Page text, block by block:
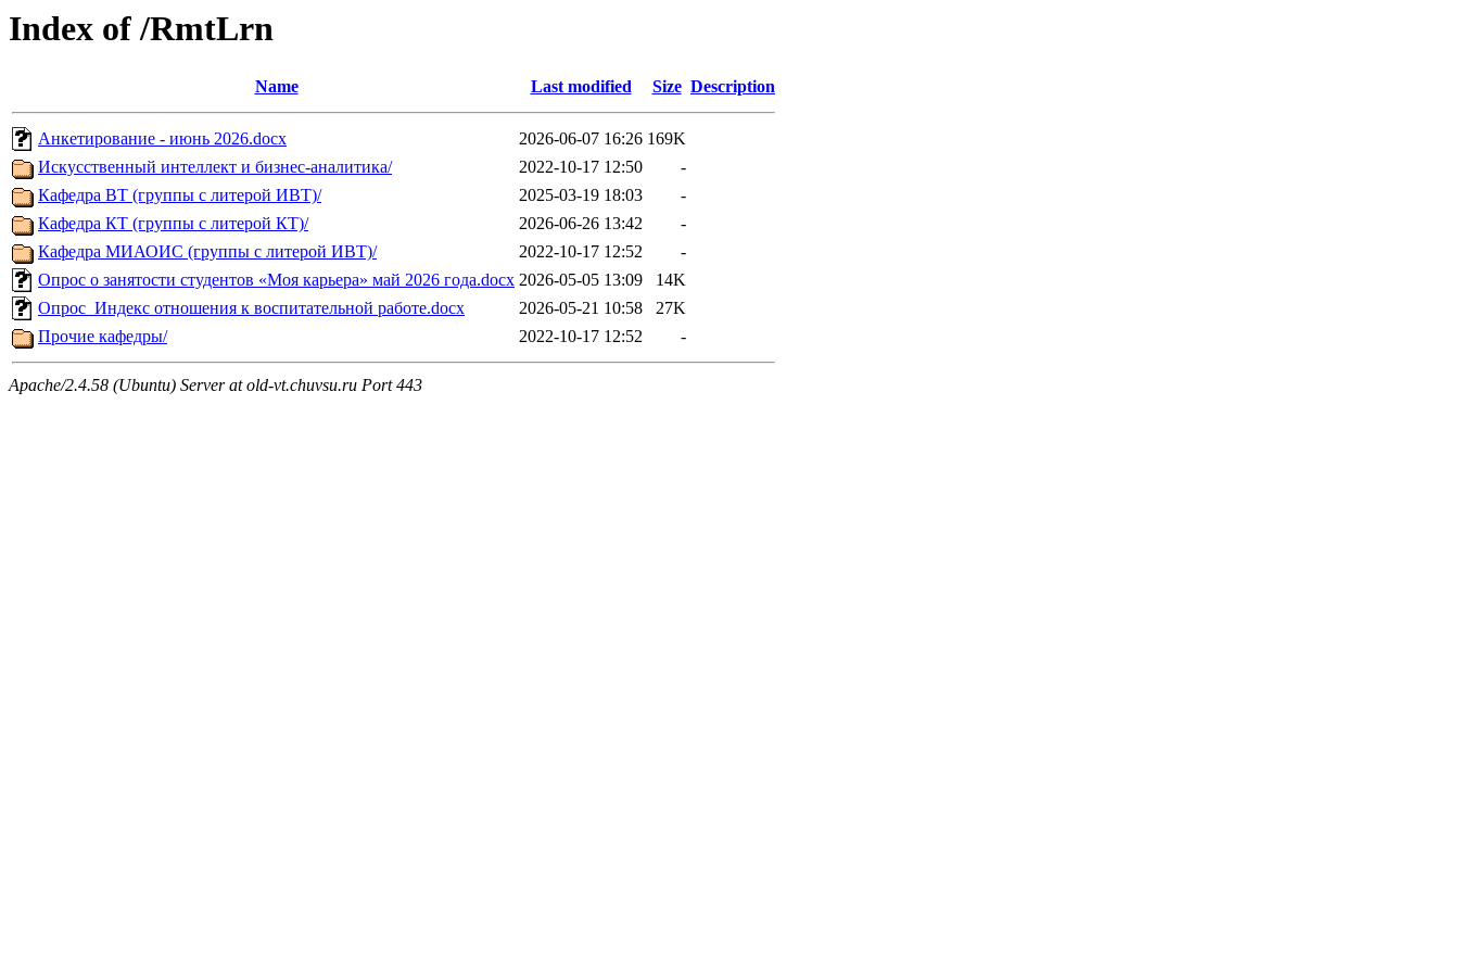
Index of /RmtLrn
Name Last modified Size Description
Анкетирование - июнь 2026.docx 2026-06-07 16:26 169K
Искусственный интеллект и бизнес-аналитика/
2022-10-17 12:50
-
Кафедра ВТ (группы с литерой ИВТ)/
2025-03-19 18:03
-
Кафедра КТ (группы с литерой КТ)/
2026-06-26 13:42
-
Кафедра МИАОИС (группы с литерой ИВТ)/
2022-10-17 12:52
-
Опрос о занятости студентов «Моя карьера» май 2026 года.docx 2026-05-05 13:09
14K
Опрос_Индекс отношения к воспитательной работе.docx
2026-05-21 10:58
27K
Прочие кафедры/
2022-10-17 12:52 -
Apache/2.4.58 (Ubuntu) Server at old-vt.chuvsu.ru Port 443